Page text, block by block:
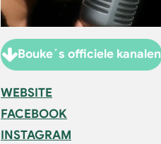
Bouke´s officiele kanalen
WEBSITE
FACEBOOK
INSTAGRAM